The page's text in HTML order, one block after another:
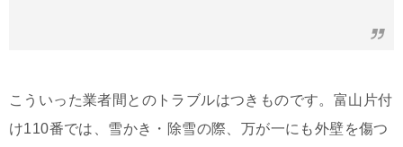
こういった業者間とのトラブルはつきものです。富山片付
け110番では、雪かき・除雪の際、万が一にも外壁を傷つ